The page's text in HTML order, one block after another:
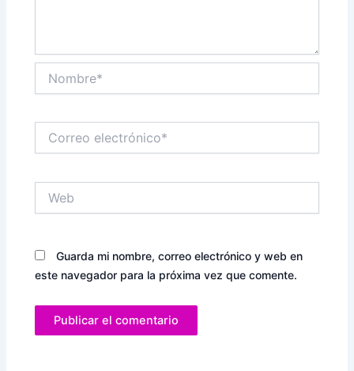
electrónico*
Guarda mi nombre, correo electrónico y web en
este navegador para la próxima vez que comente.